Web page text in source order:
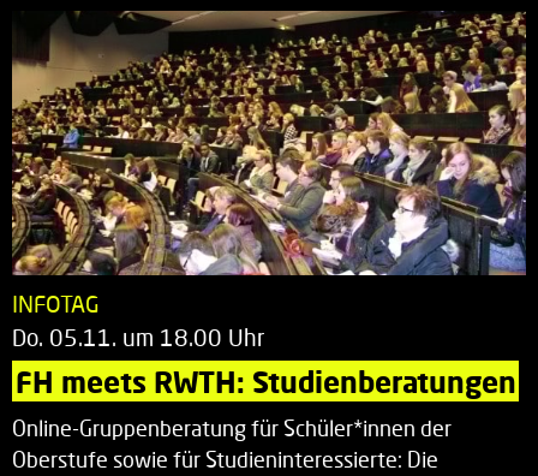
INFOTAG
Do. 05.11. um 18.00 Uhr
FH meets RWTH: Studienberatungen
Online-Gruppenberatung für Schüler*innen der
Oberstufe sowie für Studieninteressierte: Die